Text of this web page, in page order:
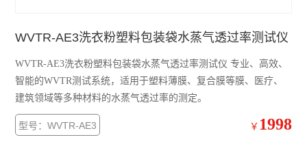
WVTR-AE3洗衣粉塑料包装袋水蒸气透过率测试仪
WVTR-AE3洗衣粉塑料包装袋水蒸气透过率测试仪 专业、高效、
智能的WVTR测试系统，适用于塑料薄膜、复合膜等膜、医疗、
建筑领域等多种材料的水蒸气透过率的测定。
型号：WVTR-AE3 ￥ 1998